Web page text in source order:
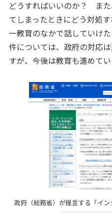
どうすればいいのか？ ま
てしまったときにどう対処
ー教育のなかで話していけ
件については、政府の対応
すが、今後は教育も進めて
政府（総務省）が提言する「イ